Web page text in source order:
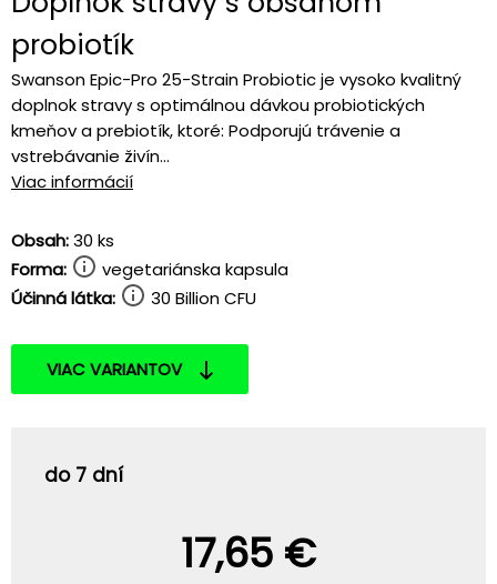
probiotík
Swanson Epic-Pro 25-Strain Probiotic je vysoko kvalitný
doplnok stravy s optimálnou dávkou probiotických
kmeňov a prebiotík, ktoré: Podporujú trávenie a
vstrebávanie živín...
Viac informácií
Obsah:30 ks
Forma:
vegetariánska kapsula
Účinná látka:
30 Billion CFU
VIAC VARIANTOV
do 7 dní
17,65 €